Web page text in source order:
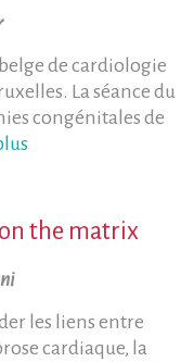
de cardiologie
La séance du
congénitales de
the matrix
les liens entre
cardiaque, la